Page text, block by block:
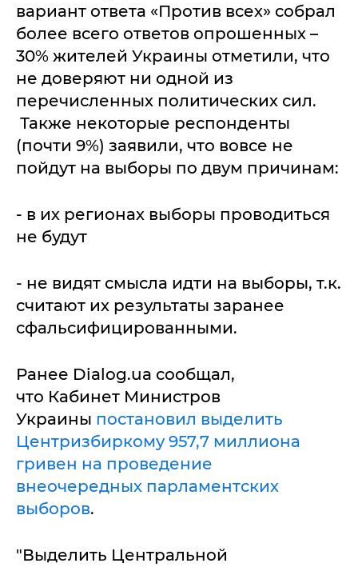
вариант ответа «Против всех» собрал
более всего ответов опрошенных –
30% жителей Украины отметили, что
не доверяют ни одной из
перечисленных политических сил.
Также некоторые респонденты
(почти 9%) заявили, что вовсе не
пойдут на выборы по двум причинам:
- в их регионах выборы проводиться
не будут
- не видят смысла идти на выборы, т.к.
считают их результаты заранее
сфальсифицированными.
Ранее Dialog.ua сообщал,
что Кабинет Министров
Украины постановил выделить
Центризбиркому 957,7 миллиона
гривен на проведение
внеочередных парламентских
выборов.
"Выделить Центральной